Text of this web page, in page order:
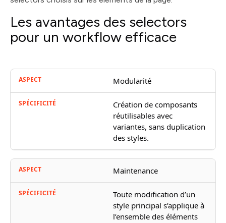
Les avantages des selectors
pour un workflow efficace
Modularité
Création de composants
réutilisables avec
variantes, sans duplication
des styles.
Maintenance
Toute modification d’un
style principal s’applique à
l’ensemble des éléments